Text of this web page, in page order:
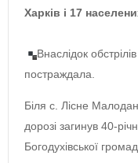
Харків і 17
Внаслідок
постраждала.
Біля с. Лісне
дорозі загинув 40-
Богодухівської